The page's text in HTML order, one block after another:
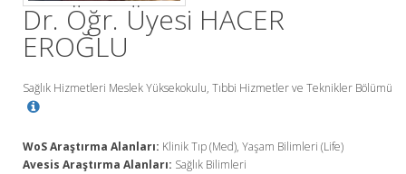
Dr. Öğr. Üyesi HACER
EROĞLU
Sağlık Hizmetleri Meslek Yüksekokulu, Tıbbi Hizmetler ve Teknikler Bölümü
WoS Araştırma Alanları: Klinik Tıp (Med), Yaşam Bilimleri (Life)
Avesis Araştırma Alanları: Sağlık Bilimleri